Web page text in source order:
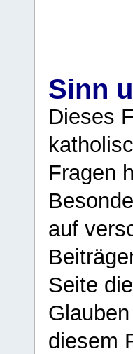
Sinn
Dieses
Fragen
auf
Seite
diesem